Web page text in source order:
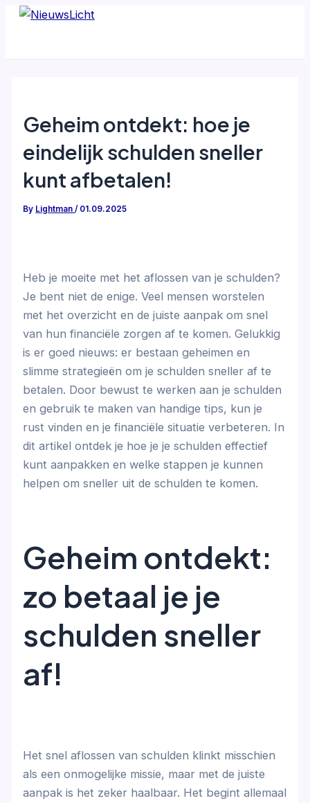
Skip
Geheim ontdekt: hoe je
eindelijk schulden sneller
kunt afbetalen!
By Lightman/ 01.09.2025
Heb je moeite met het aflossen van je schulden?
Je bent niet de enige. Veel mensen worstelen
met het overzicht en de juiste aanpak om snel
van hun financiële zorgen af te komen. Gelukkig
is er goed nieuws: er bestaan geheimen en
slimme strategieën om je schulden sneller af te
betalen. Door bewust te werken aan je schulden
en gebruik te maken van handige tips, kun je
rust vinden en je financiële situatie verbeteren. In
dit artikel ontdek je hoe je je schulden effectief
kunt aanpakken en welke stappen je kunnen
helpen om sneller uit de schulden te komen.
Geheim ontdekt:
zo betaal je je
schulden sneller
af!
Het snel aflossen van schulden klinkt misschien
als een onmogelijke missie, maar met de juiste
aanpak is het zeker haalbaar. Het begint allemaal